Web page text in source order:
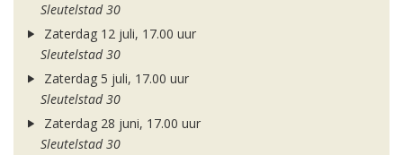
Sleutelstad 30
Zaterdag 12 juli, 17.00 uur
Sleutelstad 30
Zaterdag 5 juli, 17.00 uur
Sleutelstad 30
Zaterdag 28 juni, 17.00 uur
Sleutelstad 30